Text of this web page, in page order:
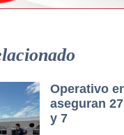
Operativo
aseguran
y 7